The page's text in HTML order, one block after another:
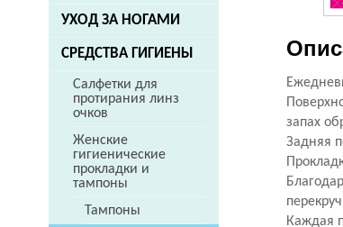
УХОД ЗА НОГАМИ
СРЕДСТВА ГИГИЕНЫ
Салфетки для
протирания линз
очков
Женские
гигиенические
прокладки и
тампоны
Тампоны
запах
Задняя
Каждая